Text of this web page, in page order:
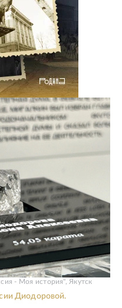
Диодоровой.
- Моя история", Якутск